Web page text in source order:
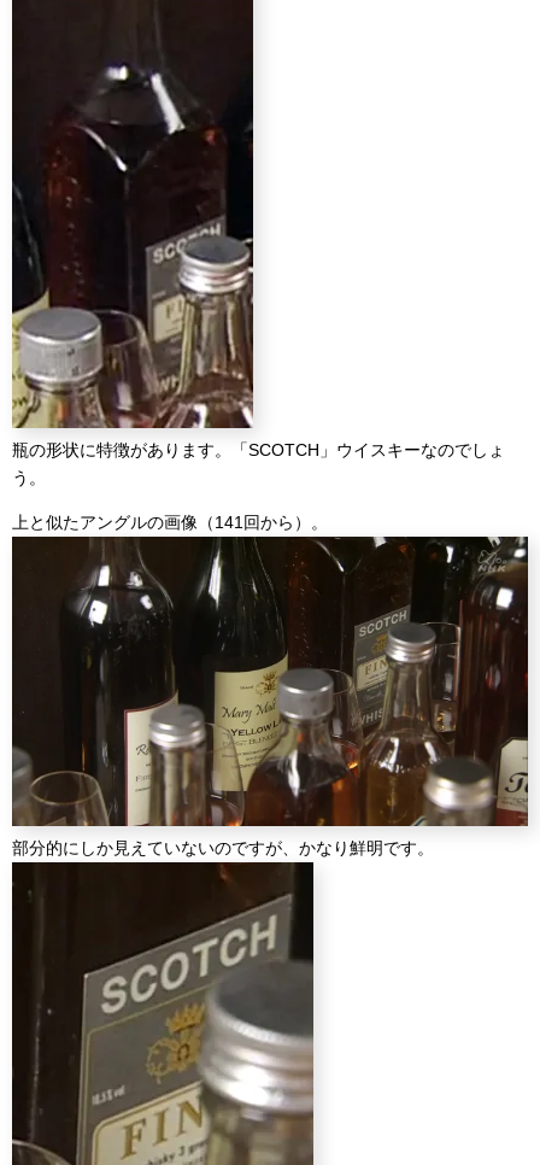
瓶の形状に特徴があります。「SCOTCH」ウイスキーなのでしょ
う。
上と似たアングルの画像（141回から）。
部分的にしか見えていないのですが、かなり鮮明です。